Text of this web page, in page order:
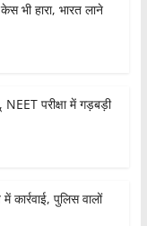
भी हारा, भारत लाने
परीक्षा में गड़बड़ी
कार्रवाई, पुलिस वालों